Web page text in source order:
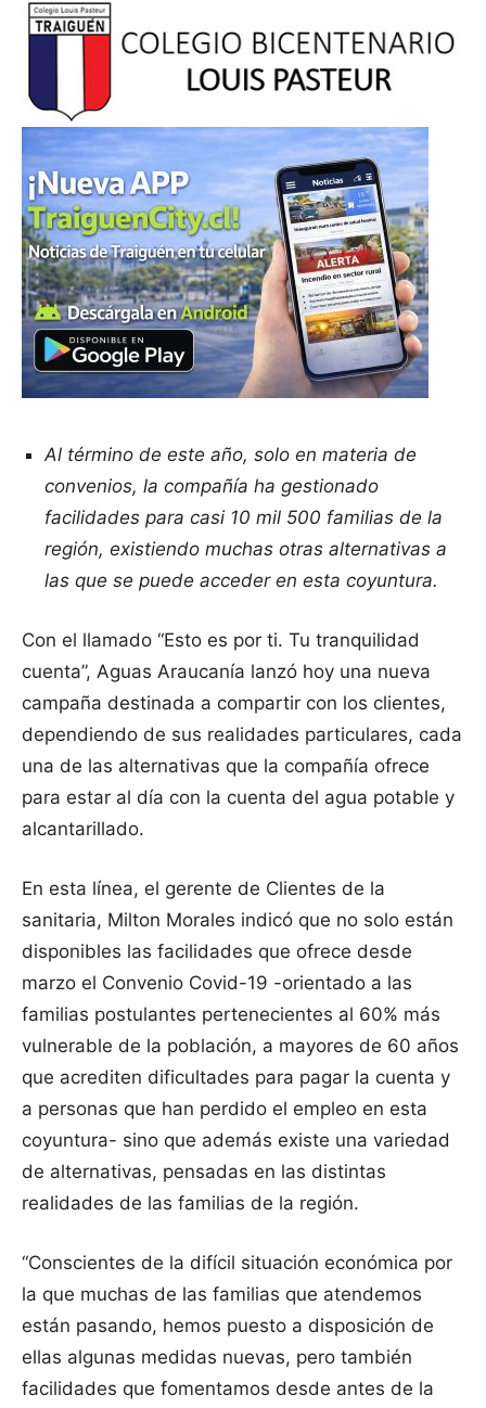
Al término de este año, solo en materia de
convenios, la compañía ha gestionado
facilidades para casi 10 mil 500 familias de la
región, existiendo muchas otras alternativas a
las que se puede acceder en esta coyuntura.
Con el llamado “Esto es por ti. Tu tranquilidad
cuenta”, Aguas Araucanía lanzó hoy una nueva
campaña destinada a compartir con los clientes,
dependiendo de sus realidades particulares, cada
una de las alternativas que la compañía ofrece
para estar al día con la cuenta del agua potable y
alcantarillado.
En esta línea, el gerente de Clientes de la
sanitaria, Milton Morales indicó que no solo están
disponibles las facilidades que ofrece desde
marzo el Convenio Covid-19 -orientado a las
familias postulantes pertenecientes al 60% más
vulnerable de la población, a mayores de 60 años
que acrediten dificultades para pagar la cuenta y
a personas que han perdido el empleo en esta
coyuntura- sino que además existe una variedad
de alternativas, pensadas en las distintas
realidades de las familias de la región.
“Conscientes de la difícil situación económica por
la que muchas de las familias que atendemos
están pasando, hemos puesto a disposición de
ellas algunas medidas nuevas, pero también
facilidades que fomentamos desde antes de la